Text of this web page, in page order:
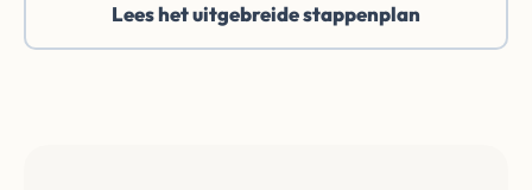
Lees het uitgebreide stappenplan